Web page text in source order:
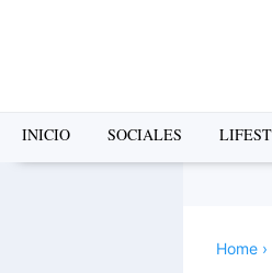
INICIO SOCIALES
Home ›